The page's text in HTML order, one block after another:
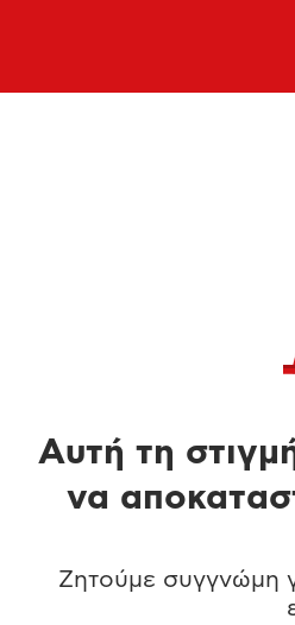
Αυτή τη
να
Ζητούμε συγγνώμη